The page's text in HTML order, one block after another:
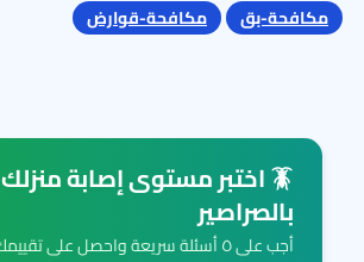
مكافحة-بق
مكافحة-قوارض
🪳 اختبر مستوى إصابة منزلك
بالصراصير
أجب على ٥ أسئلة سريعة واحصل على تقييمك الفوري